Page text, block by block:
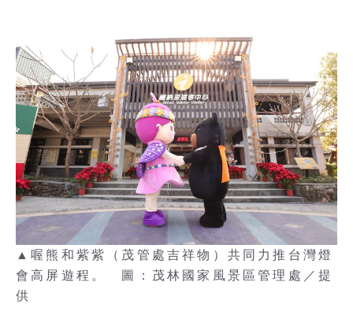
▲喔熊和紫紫（茂管處吉祥物）共同力推台灣燈
會高屏遊程。 圖：茂林國家風景區管理處／提
供